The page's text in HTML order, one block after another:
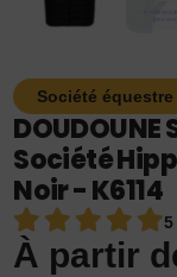
Société
Société
Noir - K6114
5
À partir